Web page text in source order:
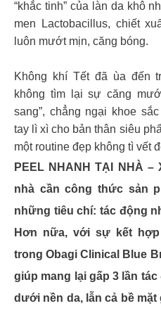
“khắc tinh” của làn da khô
men Lactobacillus, chiết
luôn mướt mịn, căng bóng.
Không khí Tết đã ùa đến
không tìm lại sự căng
sang”, chẳng ngại khoe
tay lì xì cho bản thân siêu
một routine đẹp không tì vết
PEEL NHANH TẠI NHÀ –
nhà cần công thức sản
những tiêu chí: tác động
Hơn nữa, với sự kết
trong Obagi Clinical Blue
giúp mang lại gấp 3 lần
dưới nền da, lẫn cả bề